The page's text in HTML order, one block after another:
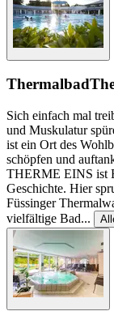
Thermalbad
Sich einfach mal
und Muskulatur
ist ein Ort des
schöpfen und
THERME EINS ist
Geschichte. Hier
Füssinger
vielfältige Bad...